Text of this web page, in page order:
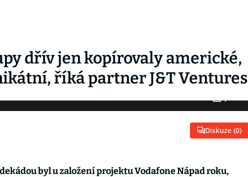
dřív jen kopírovaly americké,
říká partner J&T Ventures
7
Fotogalerie
Diskuze (0)
byl u založení projektu Vodafone Nápad roku,